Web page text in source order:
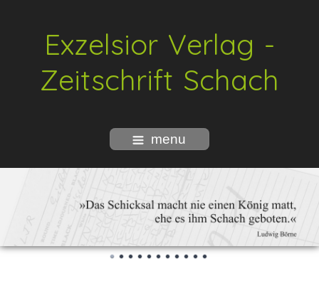
Exzelsior Verlag -
Zeitschrift Schach
menu